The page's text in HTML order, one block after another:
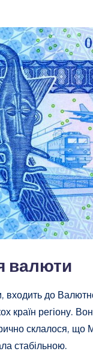
валюти
входить до
країн регіону.
склалося,
стабільною.